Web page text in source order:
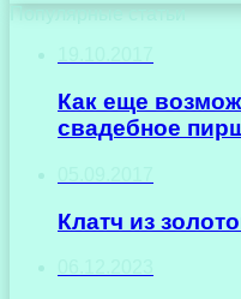
Популярные статьи
Как еще
свадебное
Клатч из